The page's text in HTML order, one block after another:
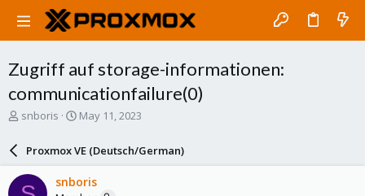
Zugriff auf storage-informationen:
communicationfailure(0)
T
a
d
snboris
S
a
r
d
May 11, 2023
Proxmox VE (Deutsch/German)
snboris